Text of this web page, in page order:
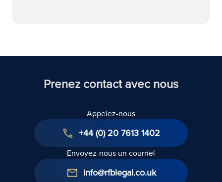
Prenez contact avec nous
Appelez-nous
+44 (0) 20 7613 1402
Envoyez-nous un courriel
info@rfblegal.co.uk